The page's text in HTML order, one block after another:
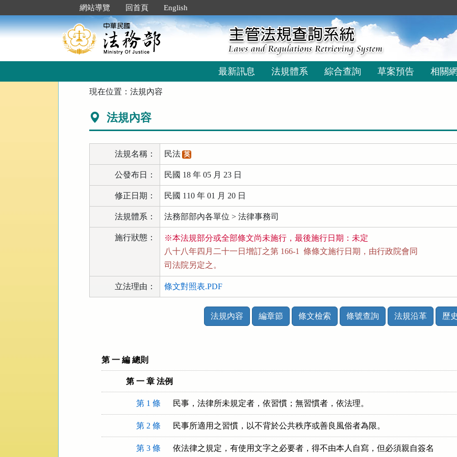
到
主
要
網站導覽 回首頁 English
最新訊息 法規體系 綜合查詢 草案預告 相關
現在位置：法規內容
法規內容
法規名稱： 民法 英
公發布日： 民國 18 年 05 月 23 日
修正日期： 民國 110 年 01 月 20 日
法規體系： 法務部部內各單位 > 法律事務司
施行狀態：
※本法規部分或全部條文尚未施行，最後施行日期：未定
八十八年四月二十一日增訂之第 166-1  條條文施行日期，由行政院會同
司法院另定之。
立法理由： 條文對照表.PDF
法規內容 編章節 條文檢索 條號查詢 法規沿革 歷
第 一 編 總則
第 一 章 法例
第 1 條 民事，法律所未規定者，依習慣；無習慣者，依法理。
第 2 條 民事所適用之習慣，以不背於公共秩序或善良風俗者為限。
第 3 條 依法律之規定，有使用文字之必要者，得不由本人自寫，但必須親自簽名